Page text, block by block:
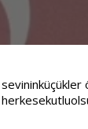
sevininküçükler